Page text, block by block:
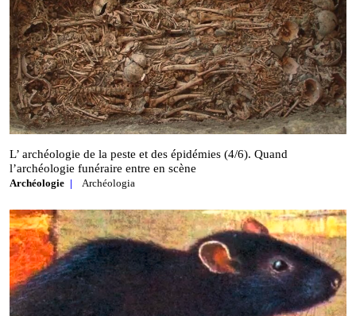
L’ archéologie de la peste et des épidémies (4/6). Quand
l’archéologie funéraire entre en scène
Archéologie Archéologia